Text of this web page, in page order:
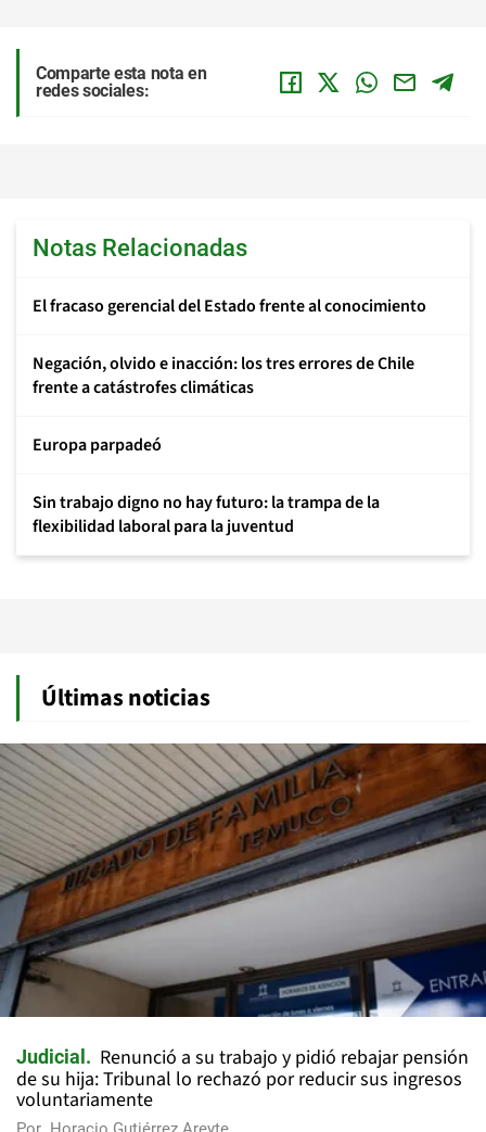
Comparte esta nota en
redes sociales:
Notas Relacionadas
El fracaso gerencial del Estado frente al conocimiento
Negación, olvido e inacción: los tres errores de Chile
frente a catástrofes climáticas
Europa parpadeó
Sin trabajo digno no hay futuro: la trampa de la
flexibilidad laboral para la juventud
Últimas noticias
Judicial
Renunció a su trabajo y pidió rebajar pensión
de su hija: Tribunal lo rechazó por reducir sus ingresos
voluntariamente